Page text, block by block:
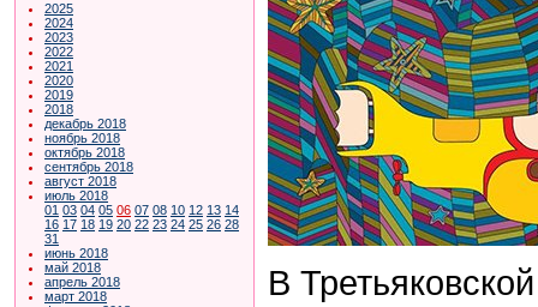
2025
2024
2023
2022
2021
2020
2019
2018
декабрь 2018
ноябрь 2018
октябрь 2018
сентябрь 2018
август 2018
июль 2018
01 03 04 05 06 07 08 10 12 13 14
16 17 18 19 20 22 23 24 25 26 28
31
июнь 2018
май 2018
апрель 2018
март 2018
В